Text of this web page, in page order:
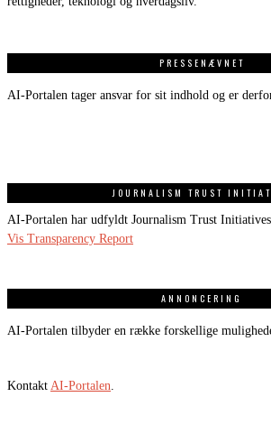
PRESSENÆVNET
AI-Portalen tager ansvar for sit indhold og er
JOURNALISM TRUST
AI-Portalen har udfyldt Journalism Trust
Vis Transparency Report
ANNONCERING
AI-Portalen tilbyder en række forskellige
Kontakt AI-Portalen